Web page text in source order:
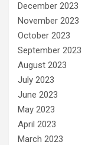
December 2023
November 2023
October 2023
September 2023
August 2023
July 2023
June 2023
May 2023
April 2023
March 2023